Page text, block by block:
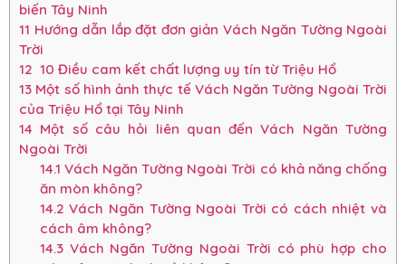
biến Tây Ninh
11 Hướng dẫn lắp đặt đơn giản Vách Ngăn Tường Ngoài
Trời
12 10 Điều cam kết chất lượng uy tín từ Triệu Hổ
13 Một số hình ảnh thực tế Vách Ngăn Tường Ngoài Trời
của Triệu Hổ tại Tây Ninh
14 Một số câu hỏi liên quan đến Vách Ngăn Tường
Ngoài Trời
14.1 Vách Ngăn Tường Ngoài Trời có khả năng chống
ăn mòn không?
14.2 Vách Ngăn Tường Ngoài Trời có cách nhiệt và
cách âm không?
14.3Vách Ngăn Tường Ngoài Trời có phù hợp cho